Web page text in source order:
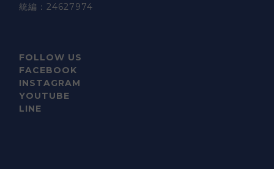
統編：24627974
FOLLOW US
FACEBOOK
INSTAGRAM
YOUTUBE
LINE